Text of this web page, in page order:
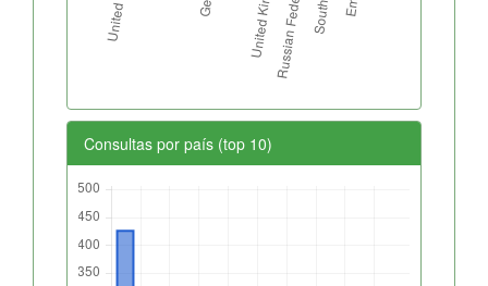
Consultas por país (top 10)